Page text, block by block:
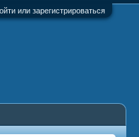
или зарегистрироваться